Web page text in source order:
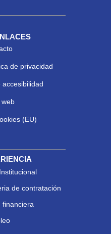
de privacidad
accesibilidad
web
(EU)
de contratación
financiera